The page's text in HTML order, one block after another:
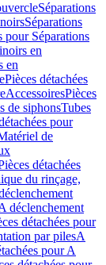
Séparations
Séparations
pour Séparations
en
en
Pièces détachées
AccessoiresPièces
de siphonsTubes
pour
de
détachées
du rinçage,
déclenchement
détachées pour
par pilesA
pour A